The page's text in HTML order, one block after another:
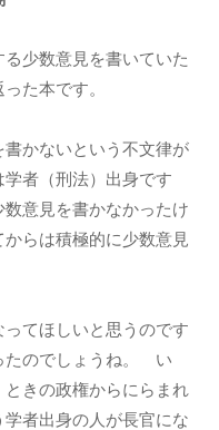
少数意見を書いていた
った本です。
かないという不文律が
者（刑法）出身です
意見を書かなかったけ
らは積極的に少数意見
てほしいと思うのです
たのでしょうね。 い
きの政権からにらまれ
者出身の人が長官にな